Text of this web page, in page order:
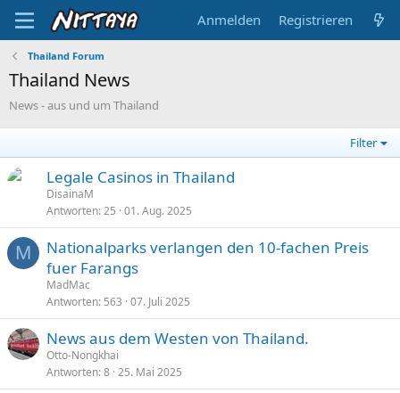
Anmelden Registrieren
Thailand Forum
Thailand News
News - aus und um Thailand
Filter
Legale Casinos in Thailand
DisainaM
Antworten 25 01. Aug. 2025
M
Nationalparks verlangen den 10-fachen Preis
fuer Farangs
MadMac
Antworten 563 07. Juli 2025
News aus dem Westen von Thailand.
Otto-Nongkhai
Antworten 8 25. Mai 2025